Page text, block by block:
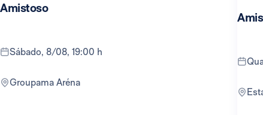
Amistoso
sábado, 8/08, 19:00 h
Groupama Aréna